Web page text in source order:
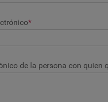
*
de la persona con quien